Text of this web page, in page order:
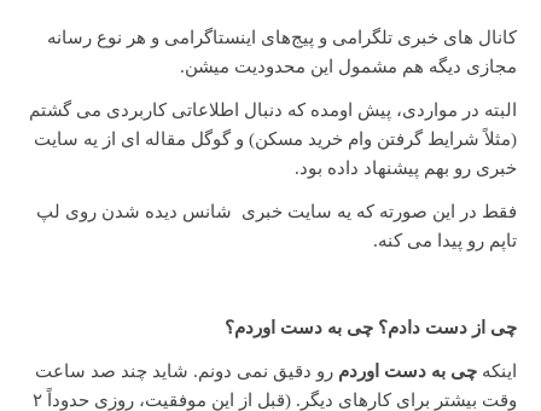
کانال های خبری تلگرامی و پیج‌های اینستاگرامی و هر نوع رسانه
مجازی دیگه هم مشمول این محدودیت میشن.
البته در مواردی، پیش اومده که دنبال اطلاعاتی کاربردی می گشتم
(مثلاً شرایط گرفتن وام خرید مسکن) و گوگل مقاله ای از یه سایت
خبری رو بهم پیشنهاد داده بود.
فقط در این صورته که یه سایت خبری شانس دیده شدن روی لپ
تاپم رو پیدا می کنه.
چی از دست دادم؟ چی به دست اوردم؟
اینکه چی به دست اوردم رو دقیق نمی دونم. شاید چند صد ساعت
وقت بیشتر برای کارهای دیگر. (قبل از این موفقیت، روزی حدوداً ۲